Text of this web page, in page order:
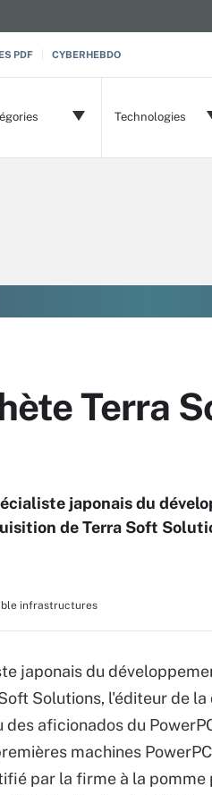
PDF CYBERHEBDO
Technologies
Terra
japonais du
de Terra Soft
infrastructures
japonais du
Solutions, l'éditeur de
aficionados du
machines
par la firme à la